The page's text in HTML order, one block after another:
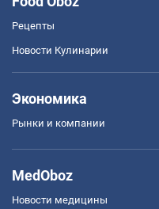
Рецепты
Новости Кулинарии
Экономика
Рынки и компании
MedOboz
Новости медицины